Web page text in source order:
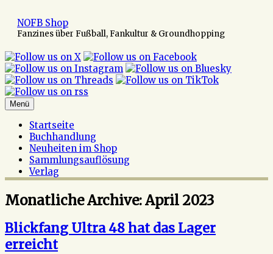
Inhalt
springen
NOFB Shop
Fanzines über Fußball, Fankultur & Groundhopping
Menü
Startseite
Buchhandlung
Neuheiten im Shop
Sammlungsauflösung
Verlag
Monatliche Archive:April 2023
Blickfang Ultra 48 hat das Lager
erreicht